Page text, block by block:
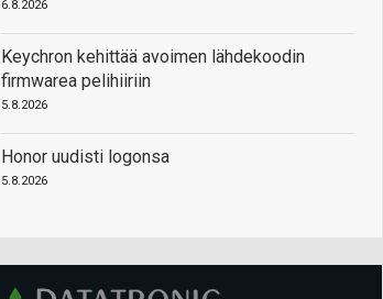
6.8.2026
Keychron kehittää avoimen lähdekoodin
firmwarea pelihiiriin
5.8.2026
Honor uudisti logonsa
5.8.2026